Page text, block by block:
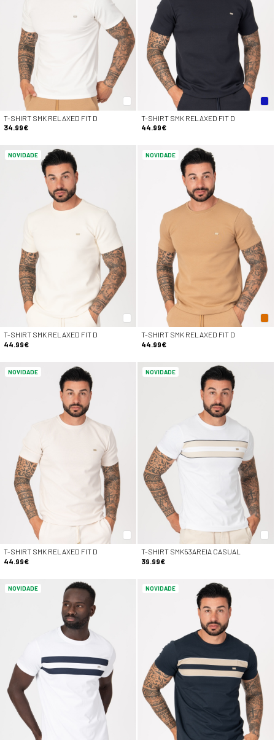
T-SHIRT SMK RELAXED FIT D
34.99€
T-SHIRT SMK RELAXED FIT D
44.99€
NOVIDADE
T-SHIRT SMK RELAXED FIT D
44.99€
NOVIDADE
T-SHIRT SMK RELAXED FIT D
44.99€
NOVIDADE
T-SHIRT SMK RELAXED FIT D
44.99€
NOVIDADE
T-SHIRT SMK53AREIA CASUAL
39.99€
NOVIDADE NOVIDADE